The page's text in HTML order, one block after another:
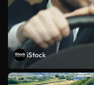
iStock